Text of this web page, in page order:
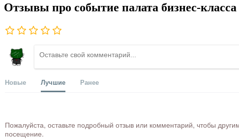
Отзывы про событие палата бизнес-
Новые Лучшие Ранее
Пожалуйста, оставьте подробный отзыв или комментарий, чтобы
посещение.